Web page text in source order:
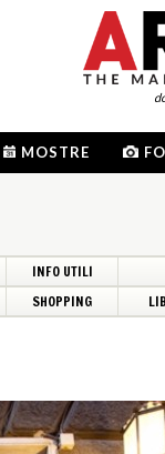
MOSTRE
INFO UTILI
SHOPPING